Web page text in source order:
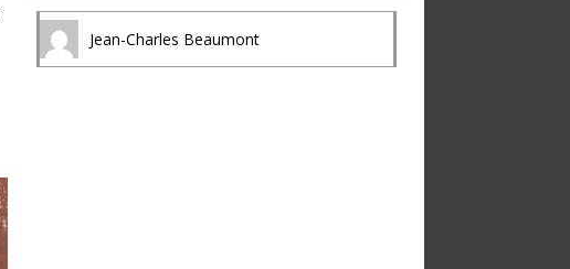
Jean-Charles Beaumont